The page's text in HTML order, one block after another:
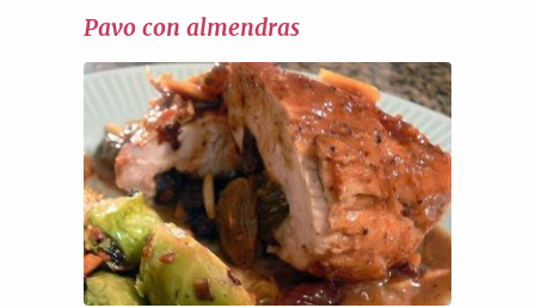
Pavo con almendras